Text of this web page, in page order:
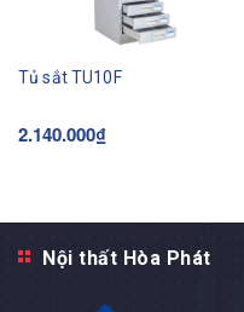
Tủ sắt TU10F
2.140.000₫
Nội thất Hòa Phát